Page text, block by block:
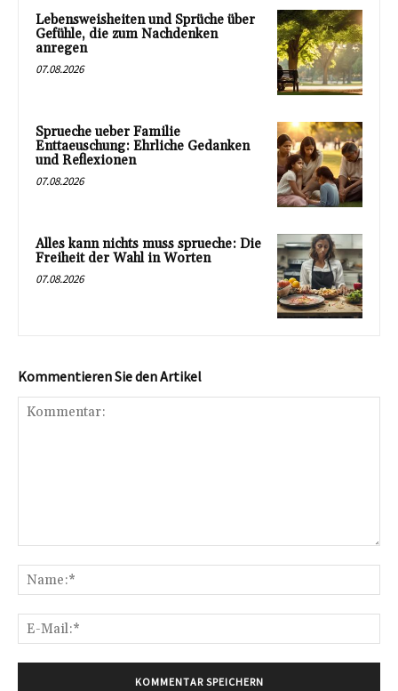
Lebensweisheiten und Sprüche über
Gefühle, die zum Nachdenken
anregen
07.08.2026
Sprueche ueber Familie
Enttaeuschung: Ehrliche Gedanken
und Reflexionen
07.08.2026
Alles kann nichts muss sprueche: Die
Freiheit der Wahl in Worten
07.08.2026
Kommentieren Sie den Artikel